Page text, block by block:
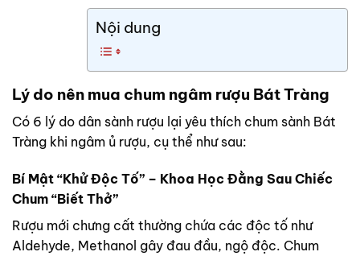
Nội dung
Lý do nên mua chum ngâm rượu Bát Tràng
Có 6 lý do dân sành rượu lại yêu thích chum sành Bát
Tràng khi ngâm ủ rượu, cụ thể như sau:
Bí Mật “Khử Độc Tố” – Khoa Học Đằng Sau Chiếc
Chum “Biết Thở”
Rượu mới chưng cất thường chứa các độc tố như
Aldehyde, Methanol gây đau đầu, ngộ độc. Chum